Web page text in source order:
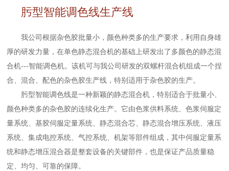
肟型智能调色线生产线
我公司根据杂色胶批量小，颜色种类多的生产要求，利用自身雄
厚的研发力量，在单色静态混合机的基础上研发出了多颜色的静态混
合机---智能调色机。该机可与我公司研发的双螺杆混合机组成一个捏
合、混合、配色的杂色胶生产线，特别适用于杂色胶的生产。
肟型智能调色线是一种新颖的静态混合机，特别适合于批量小、
颜色种类多的杂色胶的连续化生产。它由色浆供料系统、色浆伺服定
量系统、基胶伺服定量系统、静态混合芯、静态混合增压系统、液压
系统、集成电控系统、气控系统、机架等部件组成，其中伺服定量系
统和静态增压混合器是整套设备的关键部件，也是保证产品质量稳
定、均匀、可靠的保障。